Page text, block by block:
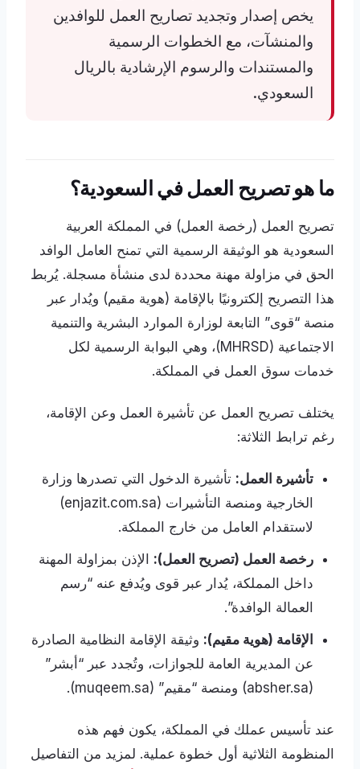
يخص إصدار وتجديد تصاريح العمل للوافدين
والمنشآت، مع الخطوات الرسمية
والمستندات والرسوم الإرشادية بالريال
السعودي.
ما هو تصريح العمل في السعودية؟
تصريح العمل (رخصة العمل) في المملكة العربية
السعودية هو الوثيقة الرسمية التي تمنح العامل الوافد
الحق في مزاولة مهنة محددة لدى منشأة مسجلة. يُربط
هذا التصريح إلكترونيًا بالإقامة (هوية مقيم) ويُدار عبر
منصة “قوى” التابعة لوزارة الموارد البشرية والتنمية
الاجتماعية (MHRSD)، وهي البوابة الرسمية لكل
خدمات سوق العمل في المملكة.
يختلف تصريح العمل عن تأشيرة العمل وعن الإقامة،
رغم ترابط الثلاثة:
تأشيرة العمل: تأشيرة الدخول التي تصدرها وزارة
الخارجية ومنصة التأشيرات (enjazit.com.sa)
لاستقدام العامل من خارج المملكة.
رخصة العمل (تصريح العمل): الإذن بمزاولة المهنة
داخل المملكة، يُدار عبر قوى ويُدفع عنه “رسم
العمالة الوافدة”.
الإقامة (هوية مقيم): وثيقة الإقامة النظامية الصادرة
عن المديرية العامة للجوازات، وتُجدد عبر “أبشر”
(absher.sa) ومنصة “مقيم” (muqeem.sa).
عند تأسيس عملك في المملكة، يكون فهم هذه
المنظومة الثلاثية أول خطوة عملية. لمزيد من التفاصيل